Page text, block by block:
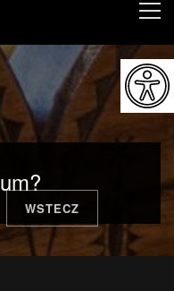
ESPAÑOL
FRANÇAIS
ITALIANO
日本語
WSTECZ